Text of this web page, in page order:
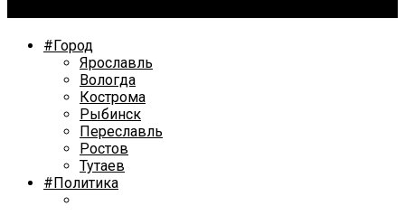
#Город
Ярославль
Вологда
Кострома
Рыбинск
Переславль
Ростов
Тутаев
#Политика